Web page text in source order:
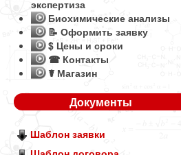
экспертиза
Биохимические анализы
📝 Оформить заявку
$ Цены и сроки
☎ Контакты
☤ Магазин
Документы
Шаблон заявки